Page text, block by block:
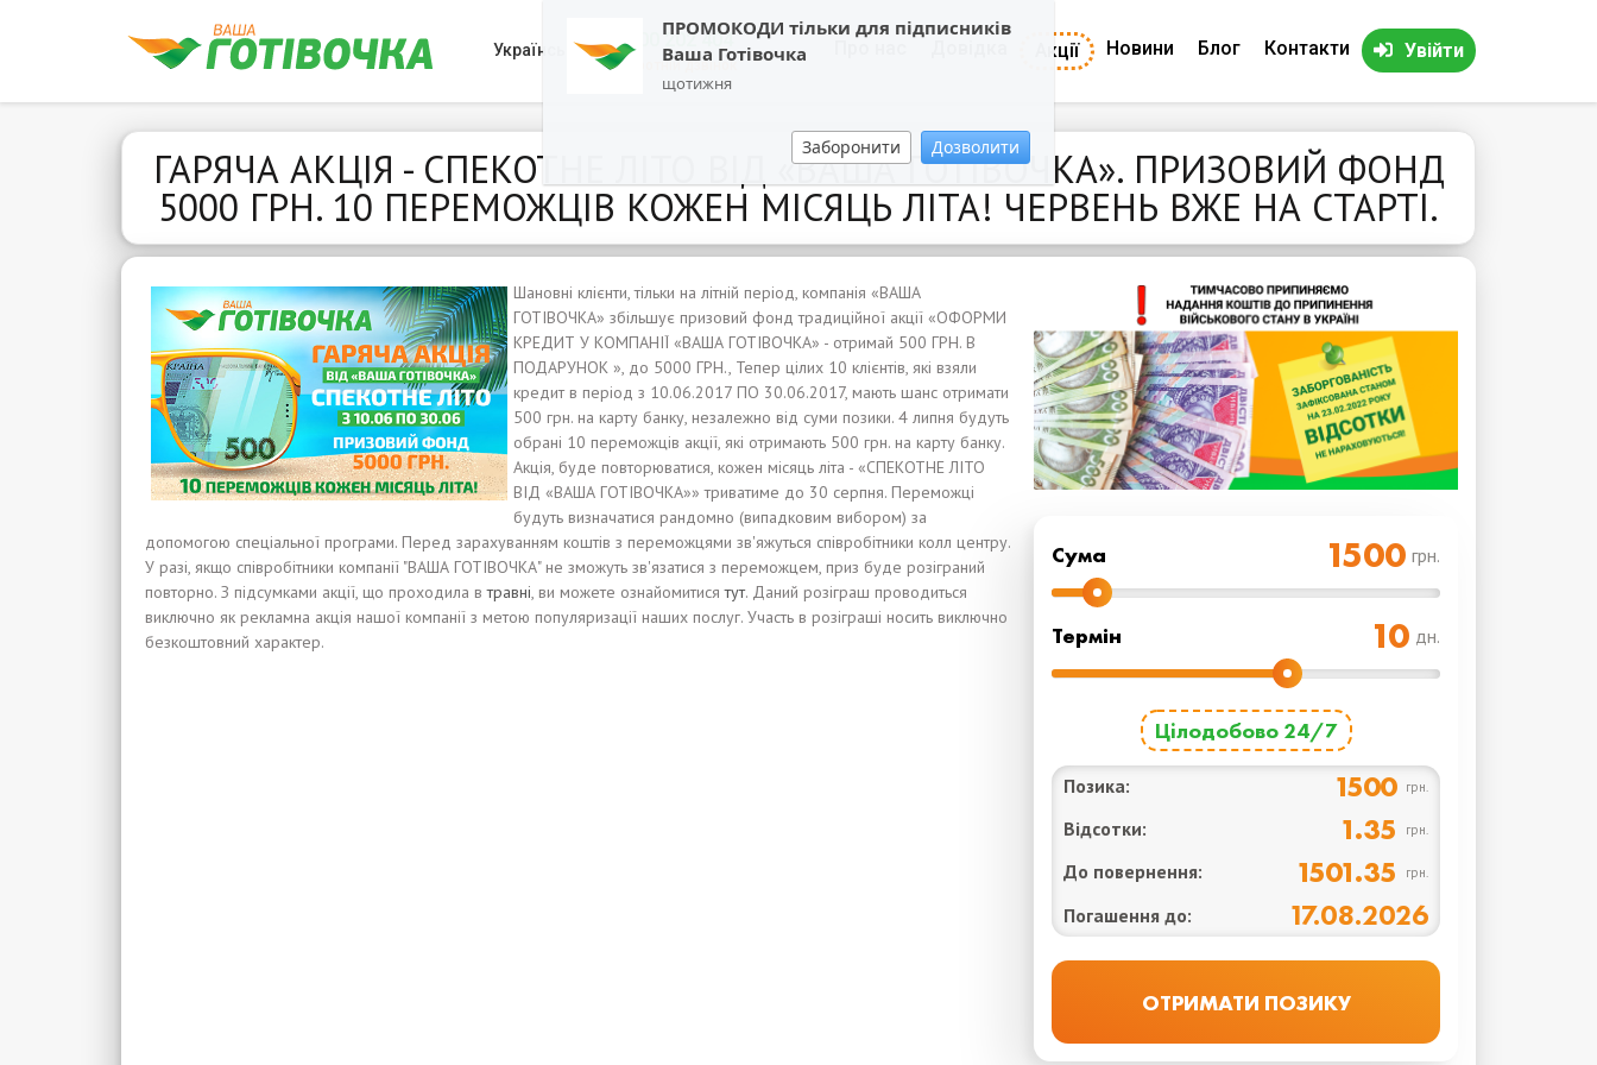
ПРОМОКОДИ тільки для підписників
Ваша Готівочка
щотижня
Заборонити Дозволити
Українська 0800 202 404
Зворотній дзвінок
Акції Новини Блог Контакти Увійти
ГАРЯЧА АКЦІЯ - СПЕКОТНЕ ЛІТО ВІД «ВАША ГОТIВОЧКА». ПРИЗОВИЙ ФОНД
5000 ГРН. 10 ПЕРЕМОЖЦІВ КОЖЕН МІСЯЦЬ ЛІТА! ЧЕРВЕНЬ ВЖЕ НА СТАРТІ.
Cума грн.
Термін дн.
Цілодобово 24/7
Позика: 1500 грн.
Відсотки: 1.35 грн.
До повернення: 1501.35 грн.
Погашення до: 17.08.2026
Шановні клієнти, тільки на літній період, компанія «ВАША
ГОТIВОЧКА» збільшує призовий фонд традиційної акції «ОФОРМИ
КРЕДИТ У КОМПАНІЇ «ВАША ГОТIВОЧКА» - отримай 500 ГРН. В
ПОДАРУНОК », до 5000 ГРН., Тепер цілих 10 клієнтів, які взяли
кредит в період з 10.06.2017 ПО 30.06.2017, мають шанс отримати
500 грн. на карту банку, незалежно від суми позики. 4 липня будуть
обрані 10 переможців акції, які отримають 500 грн. на карту банку.
Акція, буде повторюватися, кожен місяць літа - «СПЕКОТНЕ ЛІТО
ВІД «ВАША ГОТIВОЧКА»» триватиме до 30 серпня. Переможці
будуть визначатися рандомно (випадковим вибором) за
допомогою спеціальної програми. Перед зарахуванням коштів з переможцями зв'яжуться співробітники колл центру.
У разі, якщо співробітники компанії "ВАША ГОТIВОЧКА" не зможуть зв'язатися з переможцем, приз буде розіграний
повторно. З підсумками акції, що проходила втравні, ви можете ознайомитисятут. Даний розіграш проводиться
виключно як рекламна акція нашої компанії з метою популяризації наших послуг. Участь в розіграші носить виключно
безкоштовний характер.